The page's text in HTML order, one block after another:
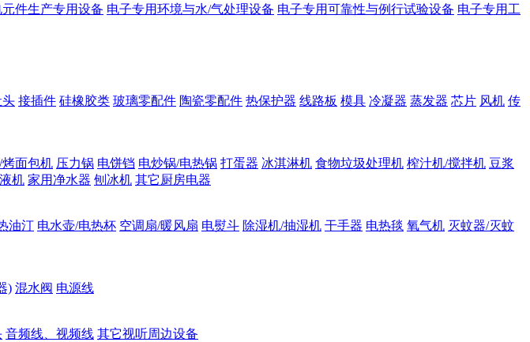
件生产专用设备 电子专用环境与水/气处理设备 电子专用可靠性与例行试验设备 电子专用工
头 接插件 硅橡胶类 玻璃零配件 陶瓷零配件 热保护器 线路板 模具 冷凝器 蒸发器 芯片 风机 传
烤面包机 压力锅 电饼铛 电炒锅/电热锅 打蛋器 冰淇淋机 食物垃圾处理机 榨汁机/搅拌机 豆浆
机 家用净水器 刨冰机 其它厨房电器
油汀 电水壶/电热杯 空调扇/暖风扇 电熨斗 除湿机/抽湿机 干手器 电热毯 氧气机 灭蚊器/灭蚊
) 混水阀 电源线
音频线、视频线 其它视听周边设备